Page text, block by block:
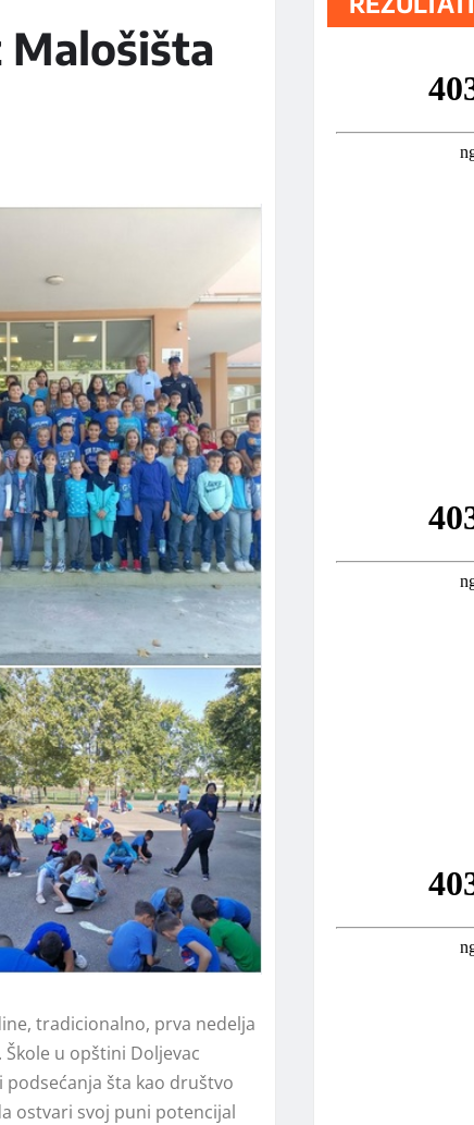
Malošišta
tradicionalno, prva nedelja
u opštini Doljevac
šta kao društvo
ostvari svoj puni potencijal